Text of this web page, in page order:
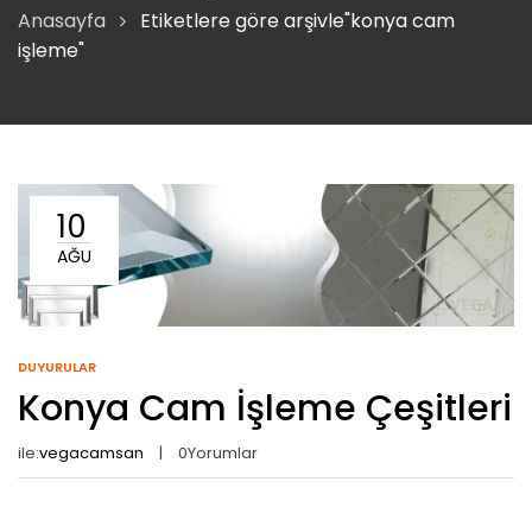
Anasayfa
Etiketlere göre arşivle"konya cam
işleme"
10
AĞU
DUYURULAR
Konya Cam İşleme Çeşitleri
ile:vegacamsan 0Yorumlar